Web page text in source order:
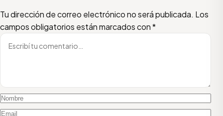
Tu dirección de correo electrónico no será publicada. Los
campos obligatorios están marcados con*
Escribí tu comentario
Nombre
Email